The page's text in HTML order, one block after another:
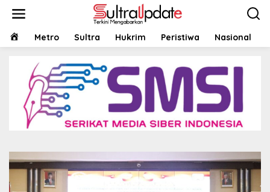
HOMEMetro Sultra Hukrim Peristiwa Nasional